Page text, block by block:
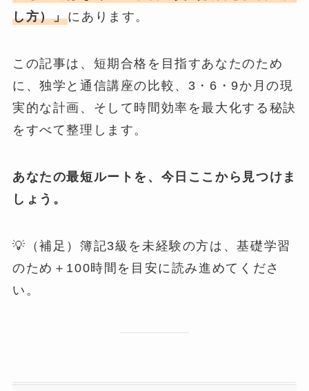
し方）」にあります。
この記事は、短期合格を目指すあなたのため
に、独学と通信講座の比較、3・6・9か月の現
実的な計画、そして時間効率を最大化する秘訣
をすべて整理します。
あなたの最短ルートを、今日ここから見つけま
しょう。
💡（補足）簿記3級を未経験の方は、基礎学習
のため＋100時間を目安に読み進めてくださ
い。